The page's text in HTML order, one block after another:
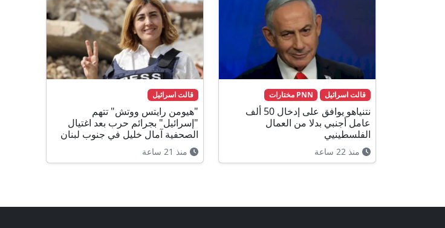
قالت اسرائيل PNN مختارات
نتنياهو يوافق على إدخال 50 ألف
عامل أجنبي بدلا من العمال
الفلسطينيي
منذ 22 ساعة
قالت اسرائيل
"هيومن رايتس ووتش" تتهم
"إسرائيل" بجرائم حرب بعد اغتيال
الصحفية آمال خليل في جنوب لبنان
منذ 21 ساعة